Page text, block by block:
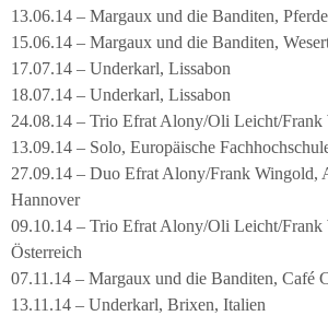
13.06.14 – Margaux und die Banditen,
15.06.14 – Margaux und die Banditen,
17.07.14 – Underkarl, Lissabon
18.07.14 – Underkarl, Lissabon
24.08.14 – Trio Efrat Alony/Oli Leicht/
13.09.14 – Solo, Europäische
27.09.14 – Duo Efrat Alony/Frank Wingold,
Hannover
09.10.14 – Trio Efrat Alony/Oli Leicht/Frank
Österreich
07.11.14 – Margaux und die Banditen, Café
13.11.14 – Underkarl, Brixen, Italien